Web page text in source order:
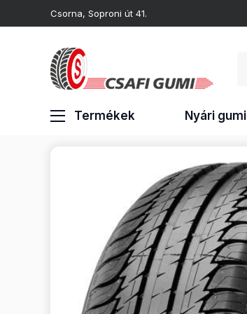
Csorna, Soproni út 41.
Termékek Nyári gumi